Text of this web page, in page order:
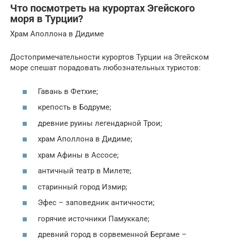
Что посмотреть на курортах Эгейского
моря в Турции?
Храм Аполлона в Дидиме
Достопримечательности курортов Турции на Эгейском
море спешат порадовать любознательных туристов:
Гавань в Фетхие;
крепость в Бодруме;
древние руины легендарной Трои;
храм Аполлона в Дидиме;
храм Афины в Ассосе;
античный театр в Милете;
старинный город Измир;
Эфес – заповедник античности;
горячие источники Памуккале;
древний город в сорвеменной Бергаме –